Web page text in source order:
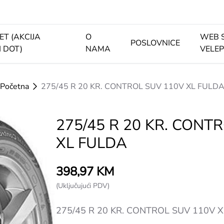
(AKCIJA
DOT)
O
NAMA
POSLOVNICE
WEB
Početna 275/45 R 20 KR. CONTROL SUV 110V XL FULDA
275/45 R 20 KR.
XL FULDA
398,97 KM
(Uključujući PDV)
275/45 R 20 KR. CONTROL SUV 110V